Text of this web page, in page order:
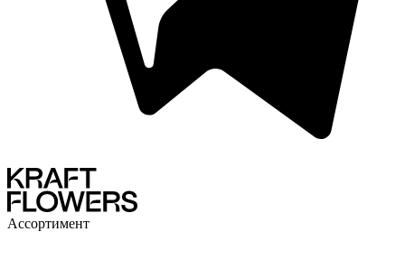
Ассортимент